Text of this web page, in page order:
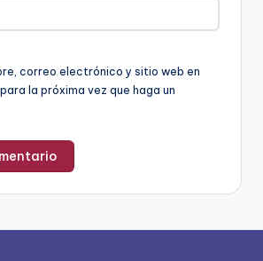
correo electrónico y sitio web en
la próxima vez que haga un